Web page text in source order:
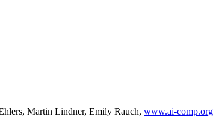
Martin Lindner, Emily Rauch, www.ai-comp.org